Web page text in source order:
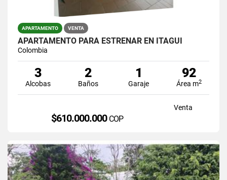
APARTAMENTO VENTA
APARTAMENTO PARÁ ESTRENAR EN ITAGUI
Colombia
3
Alcobas
2
Baños
1
Garaje
92
Área m2
Venta
$610.000.000 COP